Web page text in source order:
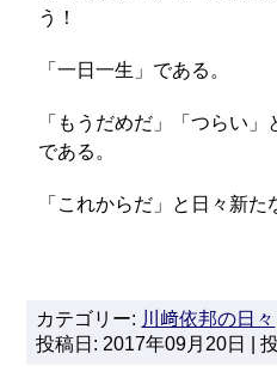
う！
「一日一生」である。
「もうだめだ」「つらい
である。
「これからだ」と日々新た
カテゴリー: 川﨑依邦の日々
投稿日: 2017年09月20日 |